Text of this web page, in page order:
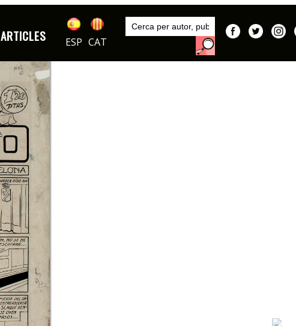
ARTICLES ESP CAT
Autors
Tínez